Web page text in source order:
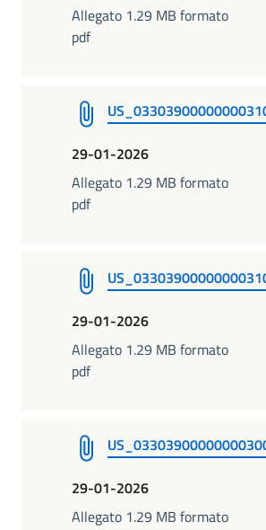
Allegato 1.29 MB formato
pdf
29-01-2026
Allegato 1.29 MB formato
pdf
29-01-2026
Allegato 1.29 MB formato
pdf
29-01-2026
Allegato 1.29 MB formato